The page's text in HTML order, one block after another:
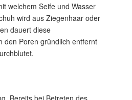
welchem Seife und Wasser
wird aus Ziegenhaar oder
dauert diese
den Poren gründlich entfernt
Bereits bei Betreten des